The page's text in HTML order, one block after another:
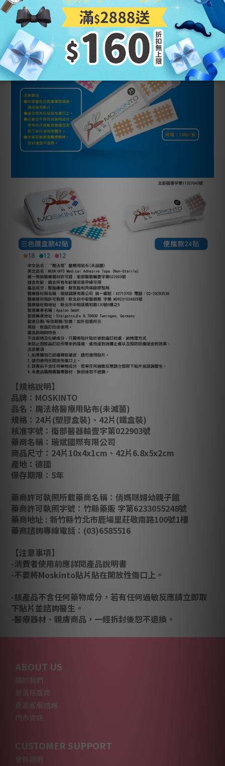
【規格說明】
品牌：MOSKINTO
品名：魔法格醫療用貼布(未滅菌)
規格：24片(塑膠盒裝)、42片(鐵盒裝)
核准字號：衛部醫器輸壹字第022903號
藥商名稱：瑞斌國際有限公司
商品尺寸：24片10x4x1cm、42片6.8x5x2cm
產地：德國
保存期限：5年
藥商許可執照所載藥商名稱：俏媽咪婦幼親子館
藥商許可執照字號：竹縣藥販 字第6233055248號
藥商地址 : 新竹縣竹北市鹿場里莊敬南路100號1樓
藥商諮詢專線電話：(03)6585516
【注意事項】
-消費者使用前應詳閱產品說明書
-不要將Moskinto貼片貼在開放性傷口上。
-該產品不含任何藥物成分，若有任何過敏反應請立即取
下貼片並諮詢醫生。
-醫療器材、親膚商品，一經拆封後恕不退換。
ABOUT US
關於我們
部落格首頁
產品客服諮詢
門市資訊
CUSTOMER SUPPORT
會員說明